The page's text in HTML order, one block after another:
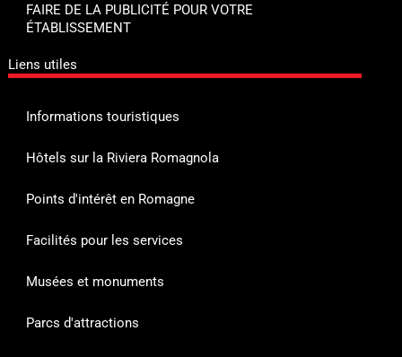
FAIRE DE LA PUBLICITÉ POUR VOTRE
ÉTABLISSEMENT
Liens utiles
Informations touristiques
Hôtels sur la Riviera Romagnola
Points d'intérêt en Romagne
Facilités pour les services
Musées et monuments
Parcs d'attractions